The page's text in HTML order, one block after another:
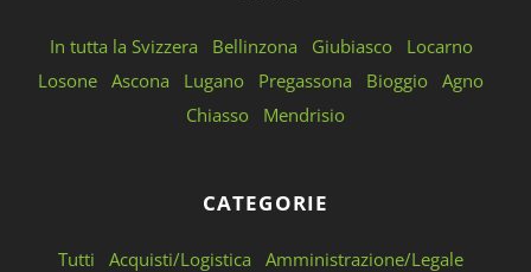
In tutta la Svizzera Bellinzona Giubiasco
Locarno
Losone Ascona Lugano Pregassona Bioggio Agno
Chiasso
Mendrisio
CATEGORIE
Tutti Acquisti/Logistica
Amministrazione/Legale